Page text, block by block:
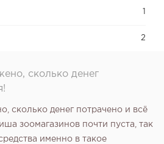
2
сколько денег
сколько денег потрачено и всё
зоомагазинов почти пуста, так
именно в такое